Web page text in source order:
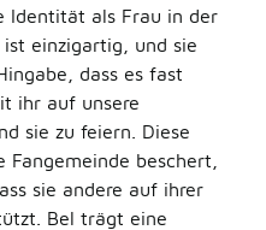
Identität als Frau in der
einzigartig, und sie
dass es fast
ihr auf unsere
sie zu feiern. Diese
beschert,
sie andere auf ihrer
Bel trägt eine